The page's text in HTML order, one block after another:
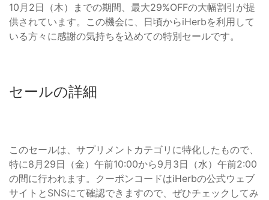
10月2日（木）までの期間、最大29%OFFの大幅割引が提
供されています。この機会に、日頃からiHerbを利用して
いる方々に感謝の気持ちを込めての特別セールです。
セールの詳細
このセールは、サプリメントカテゴリに特化したもので、
特に8月29日（金）午前10:00から9月3日（水）午前2:00
の間に行われます。クーポンコードはiHerbの公式ウェブ
サイトとSNSにて確認できますので、ぜひチェックしてみ